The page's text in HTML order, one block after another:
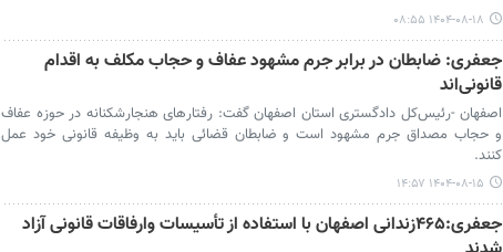
۱۴۰۴-۰۸-۱۸ ۰۸:۵۵
جعفری: ضابطان در برابر جرم مشهود عفاف و حجاب مکلف به اقدام
قانونی‌اند
اصفهان -رئیس‌کل دادگستری استان اصفهان گفت: رفتارهای هنجارشکنانه در حوزه عفاف
و حجاب مصداق جرم مشهود است و ضابطان قضائی باید به وظیفه قانونی خود عمل
کنند.
۱۴۰۴-۰۸-۱۵ ۱۴:۵۷
جعفری:۴۶۵زندانی اصفهان با استفاده از تأسیسات وارفاقات قانونی آزاد